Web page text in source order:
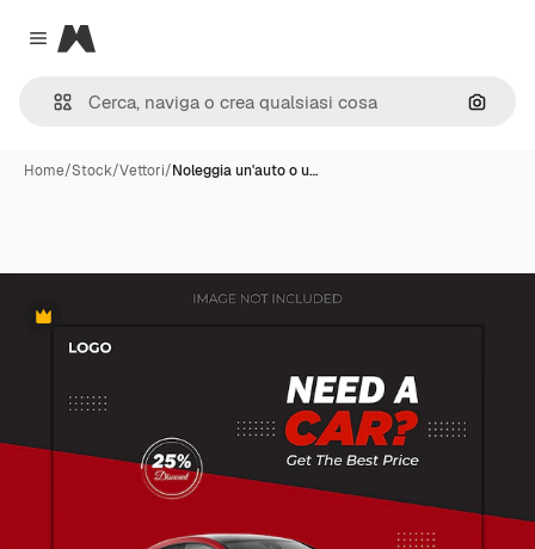
Close menu
Magnific
Cerca
Home/Stock/Vettori/Noleggia un'auto o u…
Premium